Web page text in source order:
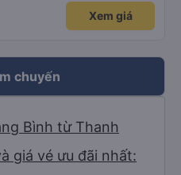
rất tốt, xe thì xịn, có rèm che cả 2
mình lên xe ngồi tẩy trang,
giường nằm cực kì dài, mình cao
không phải seeding đâu nha :v)
Xem giá
chuyến
Bình từ Thanh
giá vé ưu đãi nhất: